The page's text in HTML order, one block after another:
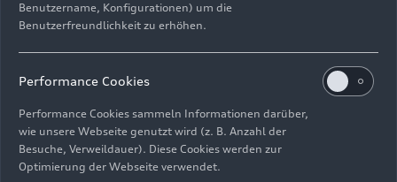
ImpressumRechtliches
Hinweisgebersystem
Informationen zur BarrierefreiheitKontakt
© 2026 AUDI AG. Alle Rechte vorbehalten.
Benutzername, Konfigurationen) um die
Benutzerfreundlichkeit zu erhöhen.
Performance Cookies
Performance Cookies sammeln Informationen darüber,
wie unsere Webseite genutzt wird (z. B. Anzahl der
Besuche, Verweildauer). Diese Cookies werden zur
Optimierung der Webseite verwendet.